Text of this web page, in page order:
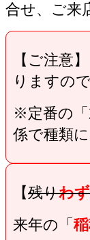
合せ、ご来
【ご注意
りますの
※定番の「
係で種類
【残りわ
来年の「